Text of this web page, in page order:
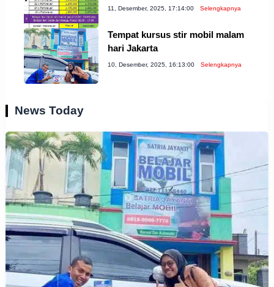
11, Desember, 2025, 17:14:00 Selengkapnya
Tempat kursus stir mobil malam
hari Jakarta
10, Desember, 2025, 16:13:00 Selengkapnya
News Today